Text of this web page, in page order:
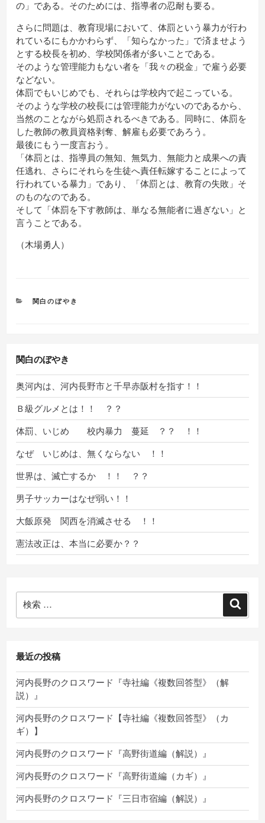
の」である。そのためには、指導者の忍耐も要る。
さらに問題は、教育現場において、体罰という暴力が行わ
れているにもかかわらず、「知らなかった」で済ませよう
とする校長を初め、学校関係者が多いことである。
そのような管理能力もない者を「我々の税金」で雇う必要
などない。
体罰でもいじめでも、それらは学校内で起こっている。
そのような学校の校長には管理能力がないのであるから、
当然のことながら処罰されるべきである。同時に、体罰を
した教師の教員資格剥奪、解雇も必要であろう。
最後にもう一度言おう。
「体罰とは、指導員の無知、無気力、無能力と成果への責
任逃れ、さらにそれらを生徒へ責任転嫁することによって
行われている暴力」であり、「体罰とは、教育の失敗」そ
のものなのである。
そして「体罰を下す教師は、単なる無能者に過ぎない」と
言うことである。
（木場勇人）
カ
関白のぼやき
関白のぼやき
奥河内は、河内長野市と千早赤阪村を指す！！
Ｂ級グルメとは！！ ？？
体罰、いじめ 校内暴力 蔓延 ？？ ！！
なぜ いじめは、無くならない ！！
世界は、滅亡するか ！！ ？？
男子サッカーはなぜ弱い！！
大飯原発 関西を消滅させる ！！
憲法改正は、本当に必要か？？
索:
索
最近の投稿
河内長野のクロスワード『寺社編《複数回答型》（解
説）』
河内長野のクロスワード【寺社編《複数回答型》（カ
ギ）】
河内長野のクロスワード『高野街道編（解説）』
河内長野のクロスワード『高野街道編（カギ）』
河内長野のクロスワード『三日市宿編（解説）』